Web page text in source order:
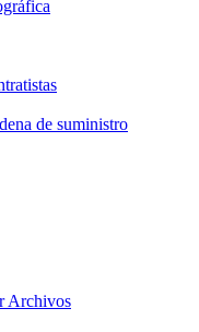
de suministro
Archivos